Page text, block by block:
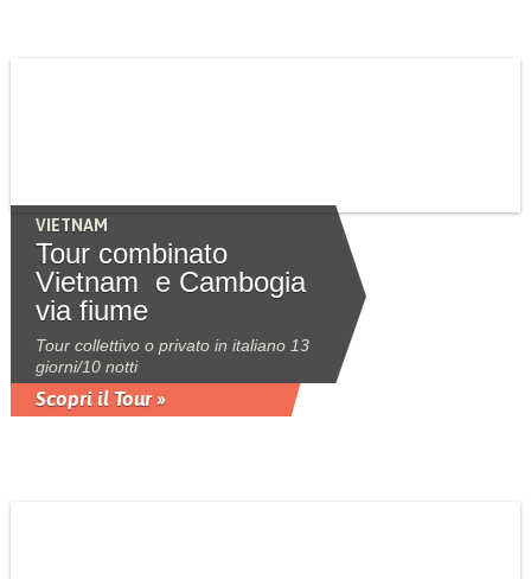
VIETNAM
Tour combinato
Vietnam e Cambogia
via fiume
Tour collettivo o privato in italiano 13
giorni/10 notti
Scopri il Tour »